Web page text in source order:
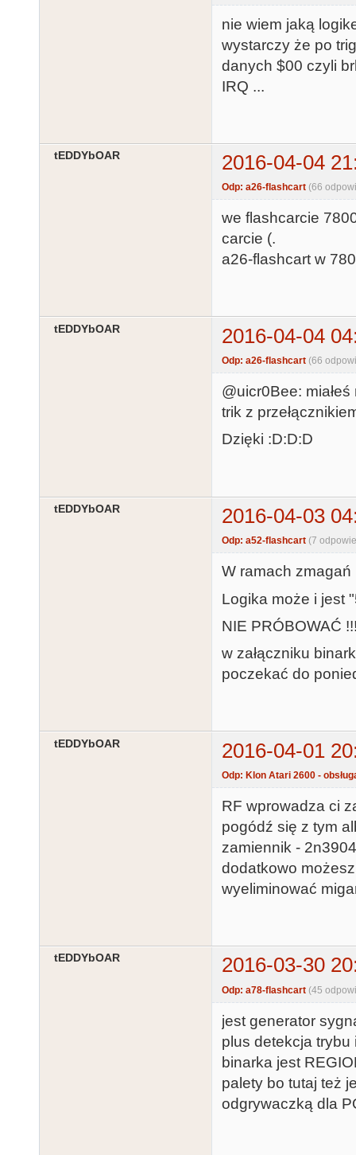
nie wiem jaką
wystarczy że po
danych $00 czyli
IRQ ...
tEDDYbOAR 2016-04-04
Odp: a26-flashcart (66
we flashcarcie
carcie (.
a26-flashcart w
tEDDYbOAR 2016-04-04
Odp: a26-flashcart (66
@uicr0Bee: miałeś
trik z
Dzięki :D:D:D
tEDDYbOAR 2016-04-03
Odp: a52-flashcart (7
W ramach zmagań
Logika może i jest
NIE PRÓBOWAĆ
w załączniku
poczekać do
tEDDYbOAR 2016-04-01
Odp: Klon Atari 2600 -
RF wprowadza ci
pogódź się z tym
zamiennik -
dodatkowo
wyeliminować
tEDDYbOAR 2016-03-30
Odp: a78-flashcart (45
jest generator
plus detekcja trybu
binarka jest
palety bo tutaj też
odgrywaczką dla